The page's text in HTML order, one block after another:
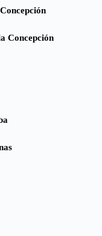
Concepción